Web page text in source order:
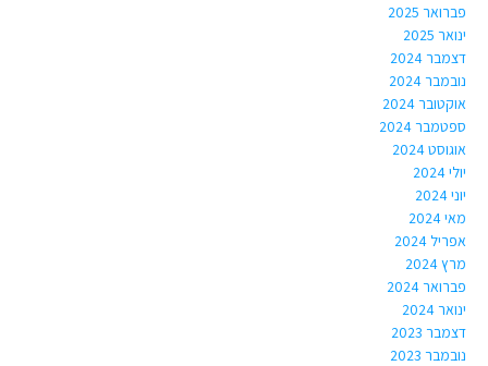
פברואר 2025
ינואר 2025
דצמבר 2024
נובמבר 2024
אוקטובר 2024
ספטמבר 2024
אוגוסט 2024
יולי 2024
יוני 2024
מאי 2024
אפריל 2024
מרץ 2024
פברואר 2024
ינואר 2024
דצמבר 2023
נובמבר 2023